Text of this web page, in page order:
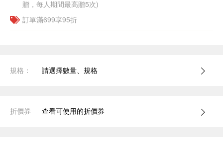
贈，每人期間最高贈5次)
訂單滿699享95折
規格： 請選擇數量、規格
折價券 查看可使用的折價券